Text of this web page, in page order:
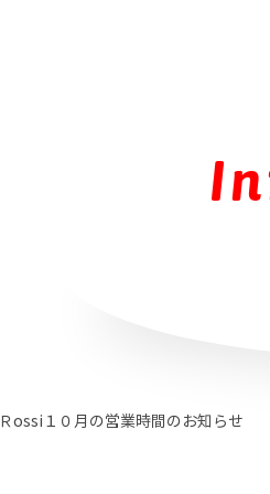
Ｒossi１０月の営業時間のお知らせ